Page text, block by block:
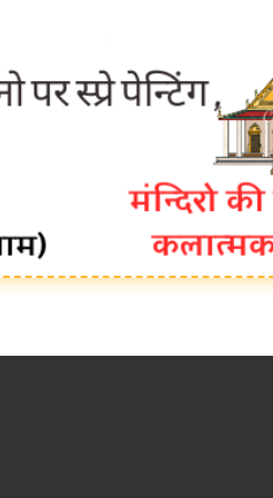
MDX-7 RATN PURI